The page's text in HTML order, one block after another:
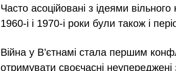
Часто асоційовані з ідеями вільного
1960‑і і 1970‑і роки були також і
Війна у В’єтнамі стала першим
отримувати своєчасні неупереджені